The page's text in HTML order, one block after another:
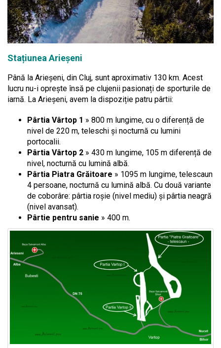
Stațiunea Arieșeni
Până la Arieșeni, din Cluj, sunt aproximativ 130 km. Acest
lucru nu-i oprește însă pe clujenii pasionați de sporturile de
iarnă. La Arieșeni, avem la dispoziție patru pârtii:
Pârtia Vârtop 1 » 800 m lungime, cu o diferență de
nivel de 220 m, teleschi și nocturnă cu lumini
portocalii.
Pârtia Vârtop 2 » 430 m lungime, 105 m diferență de
nivel, nocturnă cu lumină albă.
Pârtia Piatra Grăitoare » 1095 m lungime, telescaun
4 persoane, nocturnă cu lumină albă. Cu două variante
de coborâre: pârtia roșie (nivel mediu) și pârtia neagră
(nivel avansat).
Pârtie pentru sanie » 400 m.